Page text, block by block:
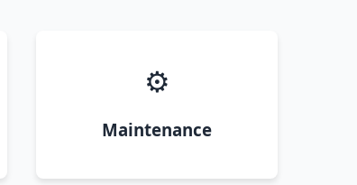
⚙️
Maintenance